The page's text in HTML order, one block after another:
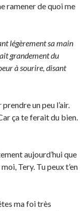
ramener de quoi me
légèrement sa main
grandement du
à sourire, disant
un peu l’air.
ça te ferait du bien.
aujourd’hui que
Tery. Tu peux t’en
ma foi très